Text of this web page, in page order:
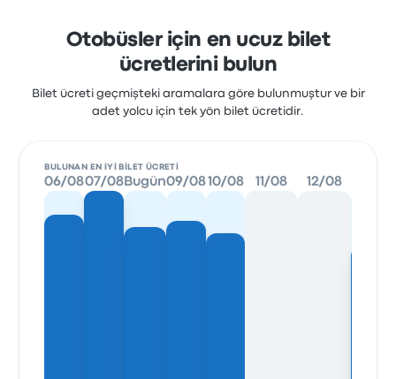
Otobüsler için en ucuz bilet
ücretlerini bulun
Bilet ücreti geçmişteki aramalara göre bulunmuştur ve bir
adet yolcu için tek yön bilet ücretidir.
BULUNAN EN IYI BILET ÜCRETI
06/0807/08 Bugün09/0810/08 11/08 12/08